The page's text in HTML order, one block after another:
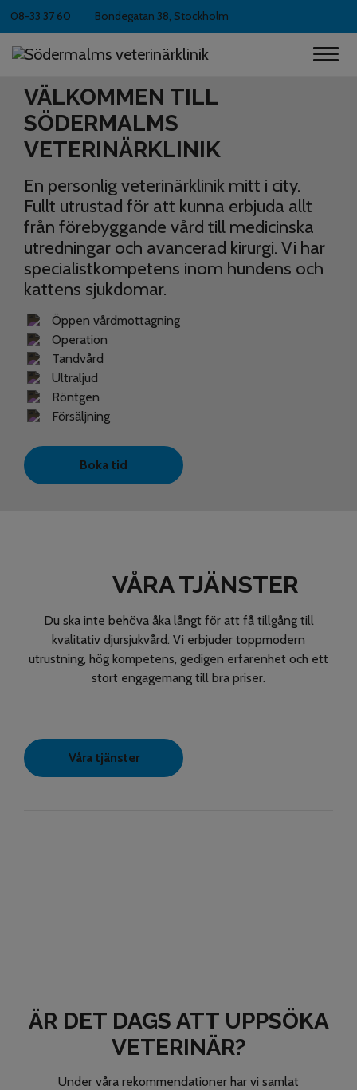
08-33 37 60 Bondegatan 38, Stockholm
VÄLKOMMEN TILL
SÖDERMALMS
VETERINÄRKLINIK
En personlig veterinärklinik mitt i city.
Fullt utrustad för att kunna erbjuda allt
från förebyggande vård till medicinska
utredningar och avancerad kirurgi. Vi har
specialistkompetens inom hundens och
kattens sjukdomar.
Öppen vårdmottagning
Operation
Tandvård
Ultraljud
Röntgen
Försäljning
Boka tid
VÅRA TJÄNSTER
Du ska inte behöva åka långt för att få tillgång till
kvalitativ djursjukvård. Vi erbjuder toppmodern
utrustning, hög kompetens, gedigen erfarenhet och ett
stort engagemang till bra priser.
Våra tjänster
ÄR DET DAGS ATT UPPSÖKA
VETERINÄR?
Under våra rekommendationer har vi samlat